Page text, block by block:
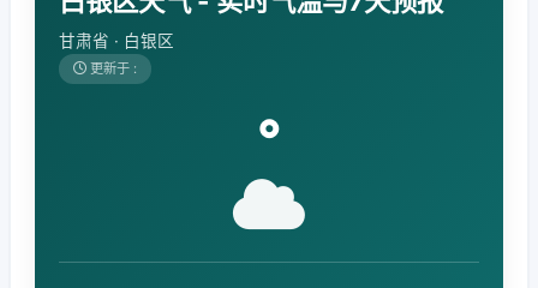
甘肃省 · 白银区
更新于 :
°